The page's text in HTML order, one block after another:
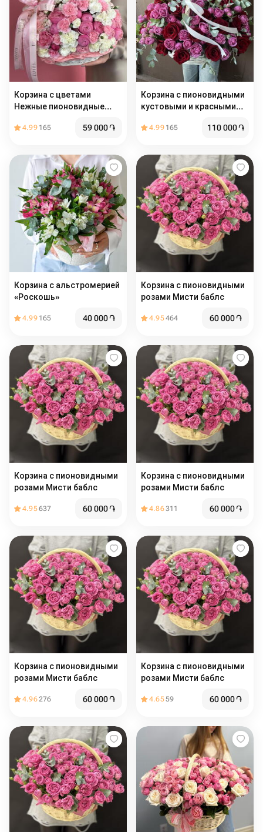
Корзина с цветами
Нежные пионовидные
гортензии, ажурные
розовые
4.99 165 59 000֏
Корзина с пионовидными
кустовыми и красными
4.99 165 110 000֏
Корзина с альстромерией
«Роскошь»
4.99 165 40 000֏
Корзина с пионовидными
розами Мисти баблс
4.95464 60 000֏
Корзина с пионовидными
розами Мисти баблс
4.95637 60 000֏
Корзина с пионовидными
розами Мисти баблс
4.86311 60 000֏
Корзина с пионовидными
розами Мисти баблс
4.96276 60 000֏
Корзина с пионовидными
розами Мисти баблс
4.6559 60 000֏